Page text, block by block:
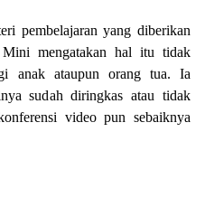
pembelajaran yang diberikan
mengatakan hal itu tidak
anak ataupun orang tua. Ia
sudah diringkas atau tidak
video pun sebaiknya